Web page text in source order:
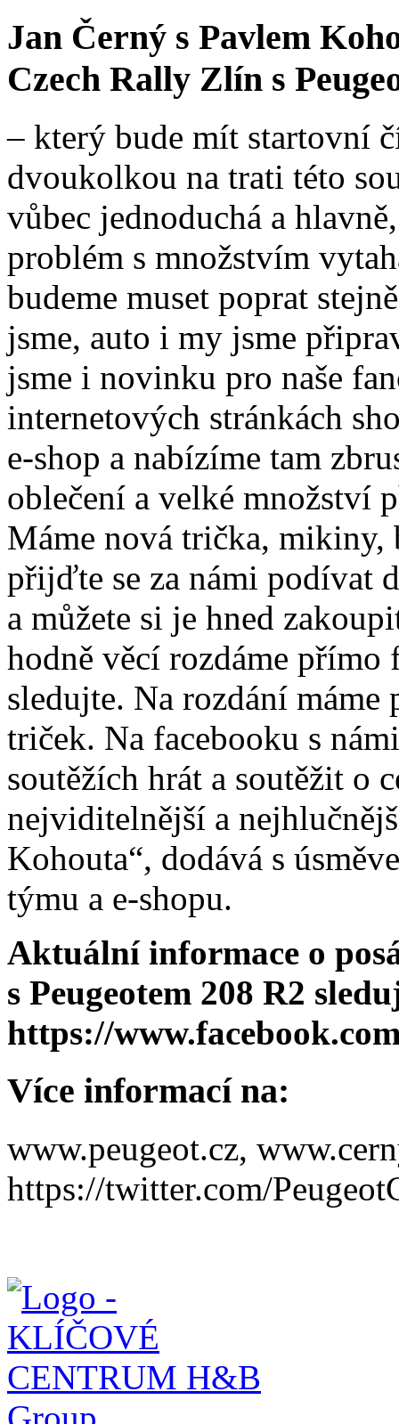
Jan Černý s Pavlem
Czech Rally Zlín s
– který bude mít startovní
dvoukolkou na trati této
vůbec jednoduchá a
problém s množstvím
budeme muset poprat
jsme, auto i my jsme
jsme i novinku pro naše
internetových stránkách
e-shop a nabízíme tam
oblečení a velké množství
Máme nová trička,
přijďte se za námi podívat
a můžete si je hned
hodně věcí rozdáme přímo
sledujte. Na rozdání máme
triček. Na facebooku s
soutěžích hrát a soutěžit o
nejviditelnější a
Kohouta“, dodává s
týmu a e-shopu.
Aktuální informace o
s Peugeotem 208 R2
https://
Více informací na:
www.peugeot.cz,
https://twitter.com/